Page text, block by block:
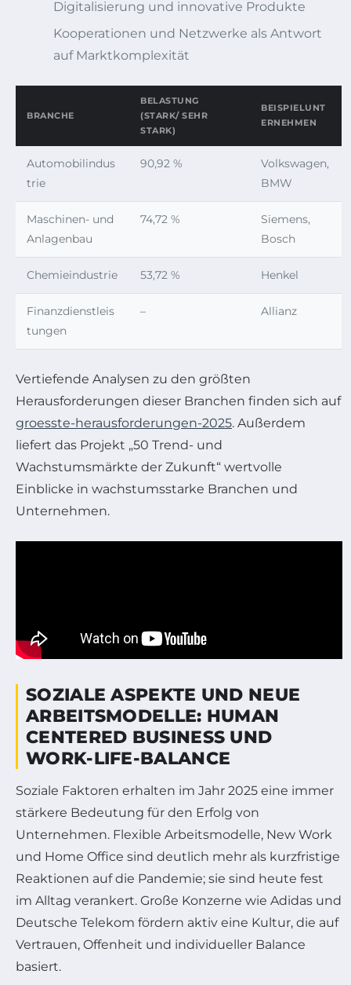
Digitalisierung und innovative Produkte
Kooperationen und Netzwerke als Antwort
auf Marktkomplexität
BRANCHE
BELASTUNG
(STARK/ SEHR
STARK)
BEISPIELUNT
ERNEHMEN
Automobilindus
trie
90,92 %
Volkswagen,
BMW
Maschinen- und
Anlagenbau
74,72 %
Siemens,
Bosch
Chemieindustrie 53,72 % Henkel
Finanzdienstleis
tungen
– Allianz
Vertiefende Analysen zu den größten
Herausforderungen dieser Branchen finden sich auf
groesste-herausforderungen-2025. Außerdem
liefert das Projekt „50 Trend- und
Wachstumsmärkte der Zukunft“ wertvolle
Einblicke in wachstumsstarke Branchen und
Unternehmen.
SOZIALE ASPEKTE UND NEUE
ARBEITSMODELLE: HUMAN
CENTERED BUSINESS UND
WORK-LIFE-BALANCE
Soziale Faktoren erhalten im Jahr 2025 eine immer
stärkere Bedeutung für den Erfolg von
Unternehmen. Flexible Arbeitsmodelle, New Work
und Home Office sind deutlich mehr als kurzfristige
Reaktionen auf die Pandemie; sie sind heute fest
im Alltag verankert. Große Konzerne wie Adidas und
Deutsche Telekom fördern aktiv eine Kultur, die auf
Vertrauen, Offenheit und individueller Balance
basiert.